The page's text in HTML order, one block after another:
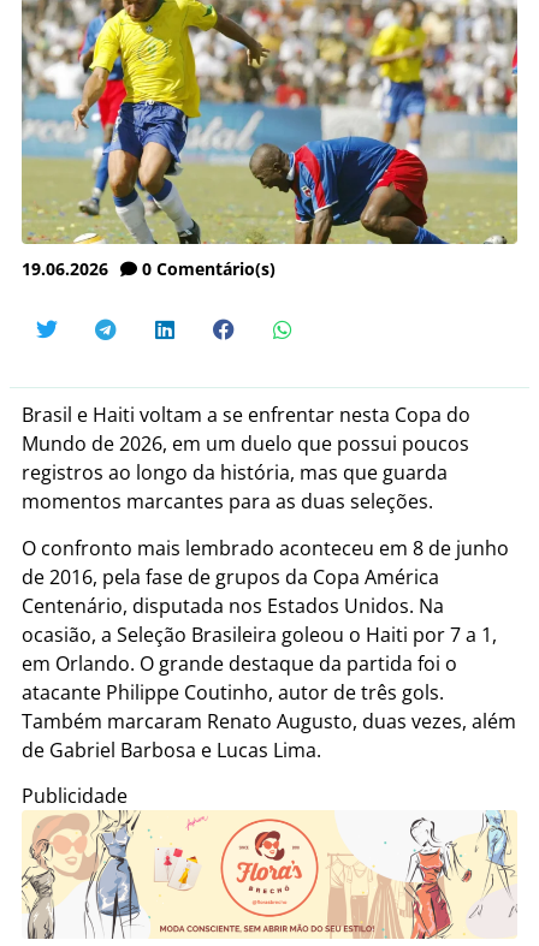
19.06.2026 0 Comentário(s)
Brasil e Haiti voltam a se enfrentar nesta Copa do
Mundo de 2026, em um duelo que possui poucos
registros ao longo da história, mas que guarda
momentos marcantes para as duas seleções.
O confronto mais lembrado aconteceu em 8 de junho
de 2016, pela fase de grupos da Copa América
Centenário, disputada nos Estados Unidos. Na
ocasião, a Seleção Brasileira goleou o Haiti por 7 a 1,
em Orlando. O grande destaque da partida foi o
atacante Philippe Coutinho, autor de três gols.
Também marcaram Renato Augusto, duas vezes, além
de Gabriel Barbosa e Lucas Lima.
Publicidade